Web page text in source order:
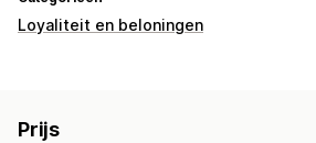
Loyaliteit en beloningen
Referrals
Prijs